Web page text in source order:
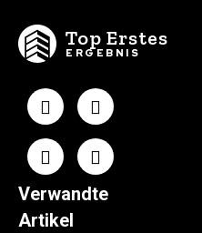
Top Erstes
ERGEBNIS
Verwandte
Artikel